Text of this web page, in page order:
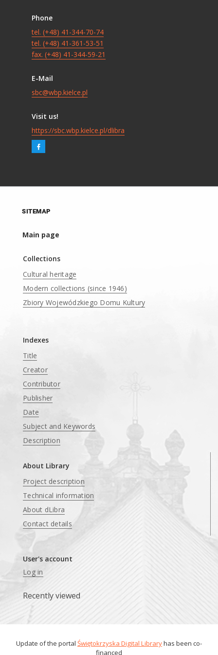
Phone
tel. (+48) 41-344-70-74
tel. (+48) 41-361-53-51
fax. (+48) 41-344-59-21
E-Mail
sbc@wbp.kielce.pl
Visit us!
https://sbc.wbp.kielce.pl/dlibra
SITEMAP
Main page
Collections
Cultural heritage
Modern collections (since 1946)
Zbiory Wojewódzkiego Domu Kultury
Indexes
Title
Creator
Contributor
Publisher
Date
Subject and Keywords
Description
About Library
Project description
Technical information
About dLibra
Contact details
User's account
Log in
Recently viewed
Update of the portal Świętokrzyska Digital Libraryhas been co-
financed